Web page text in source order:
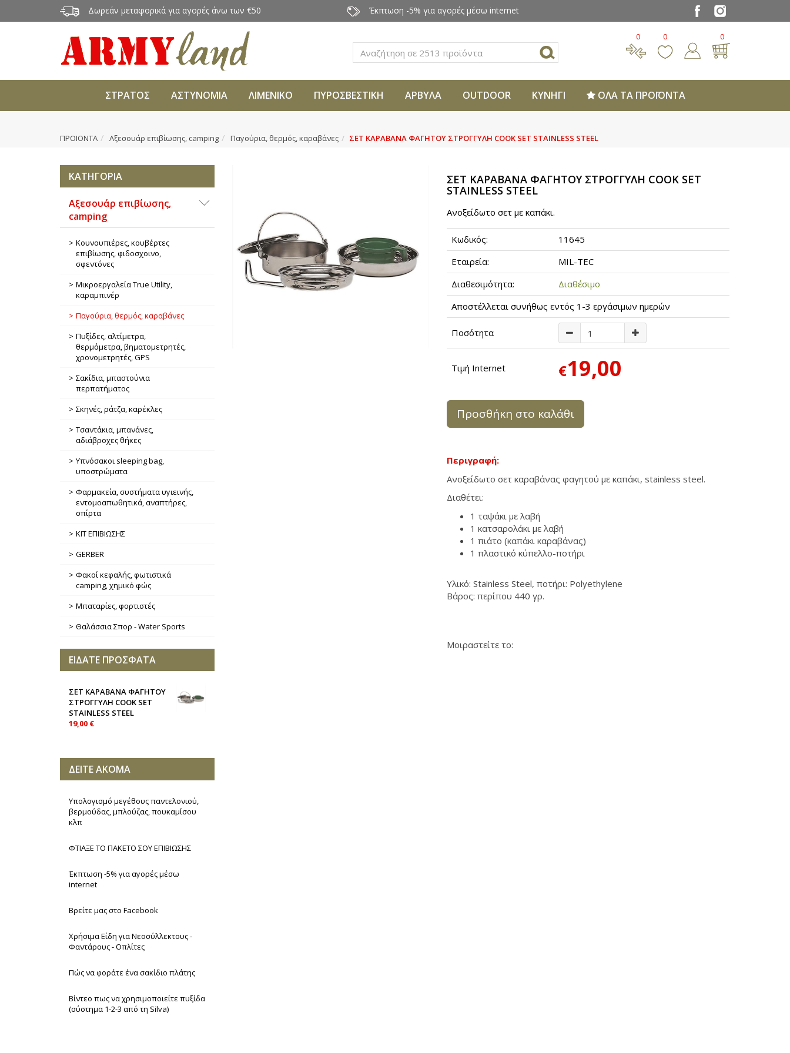
Δωρεάν μεταφορικά για αγορές άνω των €50 Έκπτωση -5% για αγορές μέσω internet
Αναζήτηση
0 0 0
ΣΤΡΑΤΟΣ ΑΣΤΥΝΟΜΙΑ ΛΙΜΕΝΙΚΟ ΠΥΡΟΣΒΕΣΤΙΚΗ ΑΡΒΥΛΑ OUTDOOR ΚΥΝΗΓΙ ΟΛΑ ΤΑ ΠΡΟΪΟΝΤΑ
ΠΡΟΙΟΝΤΑ Αξεσουάρ επιβίωσης, camping Παγούρια, θερμός, καραβάνες ΣΕΤ ΚΑΡΑΒΑΝΑ ΦΑΓΗΤΟΥ ΣΤΡΟΓΓΥΛΗ COOK SET STAINLESS STEEL
ΚΑΤΗΓΟΡΙΑ
Αξεσουάρ επιβίωσης,
camping
Κουνουπιέρες, κουβέρτες
επιβίωσης, φιδοσχοινο,
σφεντόνες
Μικροεργαλεία True Utility,
καραμπινέρ
Παγούρια, θερμός, καραβάνες
Πυξίδες, αλτίμετρα,
θερμόμετρα, βηματομετρητές,
χρονομετρητές, GPS
Σακίδια, μπαστούνια
περπατήματος
Σκηνές, ράτζα, καρέκλες
Τσαντάκια, μπανάνες,
αδιάβροχες θήκες
Υπνόσακοι sleeping bag,
υποστρώματα
Φαρμακεία, συστήματα υγιεινής,
εντομοαπωθητικά, αναπτήρες,
σπίρτα
ΚΙΤ ΕΠΙΒΙΩΣΗΣ
GERBER
Φακοί κεφαλής, φωτιστικά
camping, χημικό φώς
Μπαταρίες, φορτιστές
Θαλάσσια Σπορ - Water Sports
ΕΙΔΑΤΕ ΠΡΟΣΦΑΤΑ
ΣΕΤ ΚΑΡΑΒΑΝΑ ΦΑΓΗΤΟΥ
ΣΤΡΟΓΓΥΛΗ COOK SET
STAINLESS STEEL
19,00 €
ΔΕΙΤΕ ΑΚΟΜΑ
Υπολογισμό μεγέθους παντελονιού,
βερμούδας, μπλούζας, πουκαμίσου
κλπ
ΦΤΙΑΞΕ ΤΟ ΠΑΚΕΤΟ ΣΟΥ ΕΠΙΒΙΩΣΗΣ
Έκπτωση -5% για αγορές μέσω
internet
Βρείτε μας στο Facebook
Χρήσιμα Είδη για Νεοσύλλεκτους -
Φαντάρους - Οπλίτες
Πώς να φοράτε ένα σακίδιο πλάτης
Βίντεο πως να χρησιμοποιείτε πυξίδα
(σύστημα 1-2-3 από τη Silva)
ΣΕΤ ΚΑΡΑΒΑΝΑ ΦΑΓΗΤΟΥ ΣΤΡΟΓΓΥΛΗ COOK SET
STAINLESS STEEL
Aνοξείδωτο σετ με καπάκι.
Κωδικός:
11645
Εταιρεία:
MIL-TEC
Διαθεσιμότητα:
Διαθέσιμο
Αποστέλλεται συνήθως εντός 1-3 εργάσιμων ημερών
Ποσότητα
Τιμή Internet €19,00
Προσθήκη στο καλάθι
Περιγραφή:
Aνοξείδωτο σετ καραβάνας φαγητού με καπάκι, stainless steel.
Διαθέτει:
1 ταψάκι με λαβή
1 κατσαρολάκι με λαβή
1 πιάτο (καπάκι καραβάνας)
1 πλαστικό κύπελλο-ποτήρι
Υλικό: Stainless Steel, ποτήρι: Polyethylene
Βάρος: περίπου 440 γρ.
Μοιραστείτε το: